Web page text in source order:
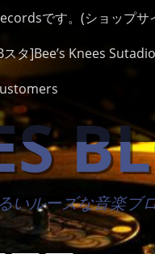
です。(ショップサ
タ]Bee’s Knees
いルーズな音楽ブ